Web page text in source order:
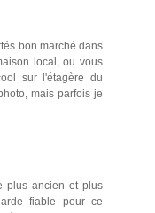
bon marché dans
local, ou vous
sur l'étagère du
mais parfois je
plus ancien et plus
fiable pour ce